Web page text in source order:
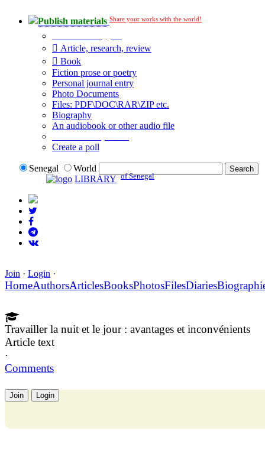
Publish materials Share your works with the world!
Article, research, review
Book
Fiction prose or poetry
Personal journal entry
Photo Documents
Files: PDF\DOC\RAR\ZIP etc.
Biography
An audiobook or other audio file
Create a poll
Senegal
World
LIBRARY of Senegal
Join · Login ·
HomeAuthorsArticlesBooksPhotosFilesDiaries
Travailler la nuit et le jour : avantages et inconvénients
Article text
·
Comments
Join Login